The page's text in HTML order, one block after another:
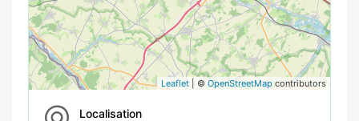
Leaflet | © OpenStreetMap contributors
Localisation